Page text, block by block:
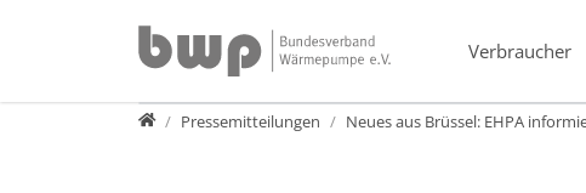
Verbraucher
PressePressemitteilungen Neues aus Brüssel: EHPA